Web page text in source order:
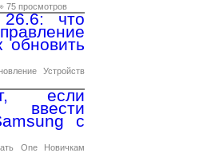
75 просмотров
что
обновить
Устройств
если
ввести
с
One
Новичкам